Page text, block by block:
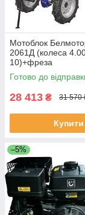
Мотоблок
2061Д (колеса
10)+фреза
Готово до
28 413 ₴ 31 570
Купити
–5%